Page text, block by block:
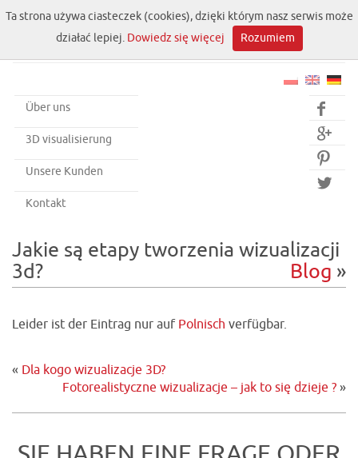




Über uns
3D visualisierung
Unsere Kunden
Kontakt
Jakie są etapy tworzenia wizualizacji
3d?
Blog »
Leider ist der Eintrag nur auf Polnisch verfügbar.
« Dla kogo wizualizacje 3D?
Fotorealistyczne wizualizacje – jak to się dzieje ? »
Ta strona używa ciasteczek (cookies), dzięki którym nasz serwis może
działać lepiej. Dowiedz się więcej Rozumiem